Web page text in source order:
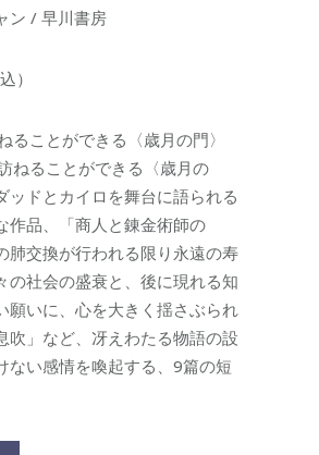
ン / 早川書房
）
ることができる〈歳月の門〉
ねることができる〈歳月の
ッドとカイロを舞台に語られる
作品、「商人と錬金術師の
肺交換が行われる限り永遠の寿
の社会の盛衰と、後に現れる知
願いに、心を大きく揺さぶられ
吹」など、冴えわたる物語の設
ない感情を喚起する、9篇の短